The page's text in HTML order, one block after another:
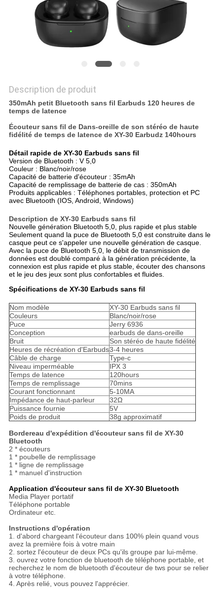
Description de produit
350mAh petit Bluetooth sans fil Earbuds 120 heures de
temps de latence
Écouteur sans fil de Dans-oreille de son stéréo de haute
fidélité de temps de latence de XY-30 Earbudz 140hours
Détail rapide de XY-30 Earbuds sans fil
Version de Bluetooth : V 5,0
Couleur : Blanc/noir/rose
Capacité de batterie d'écouteur : 35mAh
Capacité de remplissage de batterie de cas : 350mAh
Produits applicables : Téléphones portables, protection et PC
avec Bluetooth (IOS, Android, Windows)
Description de XY-30 Earbuds sans fil
Nouvelle génération Bluetooth 5,0, plus rapide et plus stable
Seulement quand la puce de Bluetooth 5,0 est construite dans le
casque peut ce s'appeler une nouvelle génération de casque.
Avec la puce de Bluetooth 5,0, le débit de transmission de
données est doublé comparé à la génération précédente, la
connexion est plus rapide et plus stable, écouter des chansons
et le jeu des jeux sont plus confortables et fluides.
Spécifications de XY-30 Earbuds sans fil
Nom modèle
XY-30 Earbuds sans fil
Couleurs
Blanc/noir/rose
Puce
Jerry 6936
Conception
earbuds de dans-oreille
Bruit
Son stéréo de haute fidélité
Heures de récréation d'Earbuds3-4 heures
Câble de charge
Type-c
Niveau imperméable
IPX 3
Temps de latence
120hours
Temps de remplissage
70mins
Courant fonctionnant
5-10MA
Impédance de haut-parleur
32Ω
Puissance fournie
5V
Poids de produit
38g approximatif
Bordereau d'expédition d'écouteur sans fil de XY-30
Bluetooth
2 * écouteurs
1 * poubelle de remplissage
1 * ligne de remplissage
1 * manuel d'instruction
Application d'écouteur sans fil de XY-30 Bluetooth
Media Player portatif
Téléphone portable
Ordinateur etc.
Instructions d'opération
1. d'abord chargeant l'écouteur dans 100% plein quand vous
avez la première fois à votre main
2. sortez l'écouteur de deux PCs qu'ils groupe par lui-même.
3. ouvrez votre fonction de bluetooth de téléphone portable, et
recherchez le nom de bluetooth d'écouteur de tws pour se relier
à votre téléphone.
4. Après relié, vous pouvez l'apprécier.